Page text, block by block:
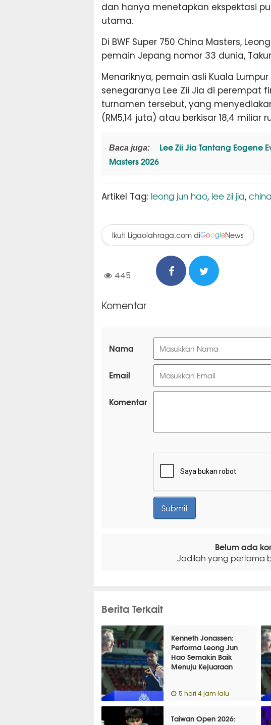
dan hanya menetapkan ekspektasi
utama.
Di BWF Super 750 China Masters,
pemain Jepang nomor 33 dunia,
Menariknya, pemain asli Kuala
senegaranya Lee Zii Jia di perempat
turnamen tersebut, yang
(RM5,14 juta) atau berkisar 18,4 miliar
Baca juga:
Lee Zii Jia Tantang Eogene
Masters 2026
Artikel Tag: leong jun hao, lee zii jia,
Ikuti Ligaolahraga.com diGoogleNews
445
Komentar
Nama
Email
Komentar
Belum ada
Jadilah yang pertama
Berita Terkait
Kenneth Jonassen:
Performa Leong Jun
Hao Semakin Baik
Menuju Kejuaraan
5 hari 4 jam lalu
Taiwan Open 2026: